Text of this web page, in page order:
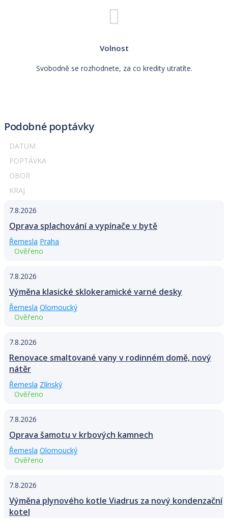
Volnost
Svobodně se rozhodnete, za co kredity utratíte.
Podobné poptávky
DATUM
POPTÁVKA
OBOR
KRAJ
7.8.2026
Oprava splachování a vypínače v bytě
Řemesla Praha
Ověřeno
7.8.2026
Výměna klasické sklokeramické varné desky
Řemesla Olomoucký
Ověřeno
7.8.2026
Renovace smaltované vany v rodinném domě, nový
nátěr
Řemesla Zlínský
Ověřeno
7.8.2026
Oprava šamotu v krbových kamnech
Řemesla Olomoucký
Ověřeno
7.8.2026
Výměna plynového kotle Viadrus za nový kondenzační
kotel